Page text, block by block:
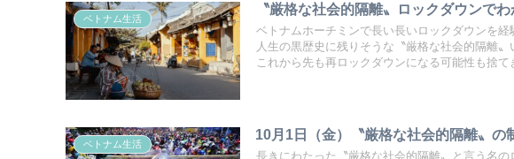
ベトナム生活
〝厳格な社会的隔離〟ロックダウンでわ
ベトナムホーチミンで長い長いロックダウンを
人生の黒歴史に残りそうな〝厳格な社会的隔離
これから先も再ロックダウンになる可能性も捨て
ベトナム生活
10月1日（金）〝厳格な社会的隔離〟の
長きにわたった〝厳格な社会的隔離〟と言う名